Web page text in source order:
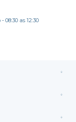
08:30 as 12:30